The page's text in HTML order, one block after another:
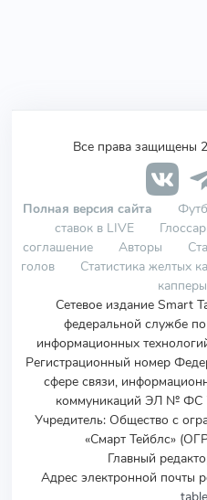
Все права защищены
Полная версия сайта
ставок в LIVE
соглашение
Авторы
голов
Статистика желтых
Сетевое издание Smart
федеральной службе
информационных
Регистрационный номер
сфере связи,
коммуникаций ЭЛ № ФС
Учредитель: Общество с
«Смарт Тейблс»
Главный
Адрес электронной почты